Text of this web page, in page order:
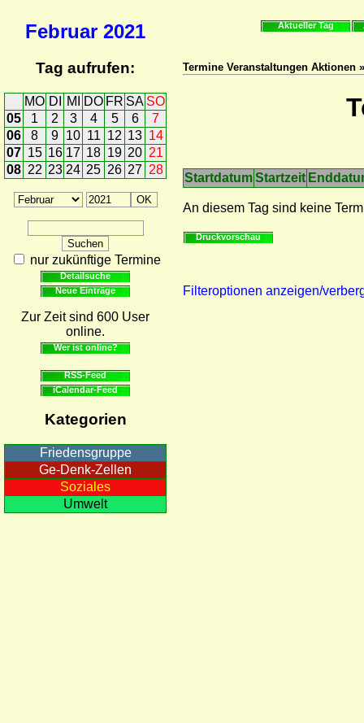
Februar 2021
Tag aufrufen:
MO DI MI DO FR SA SO
05
1 2 3 4 5 6
7
06
8 9 10 11 12 13 14
07 15 16 17 18 19 20 21
08 22 23 24 25 26 27 28
nur zukünftige Termine
Detailsuche
Neue Einträge
Zur Zeit sind 600 User
online.
Wer ist online?
RSS-Feed
iCalendar-Feed
Kategorien
Friedensgruppe
Ge-Denk-Zellen
Soziales
Umwelt
Aktueller Tag
Termine Veranstaltungen Aktionen
StartdatumStartzeit
An diesem Tag sind keine
Druckvorschau
Filteroptionen anzeigen/